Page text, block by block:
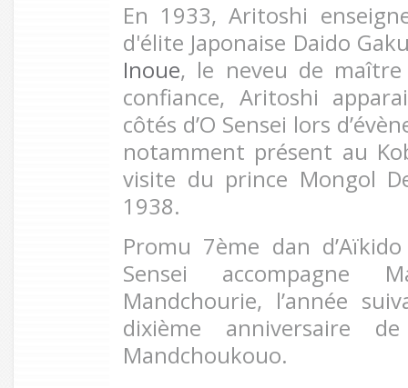
En 1933, Aritoshi
d'élite Japonaise Daido
Inoue, le neveu de maître
confiance, Aritoshi
côtés d’O Sensei lors
notamment présent au
visite du prince Mongol
1938.
Promu 7ème dan
Sensei accompagne
Mandchourie, l’année
dixième anniversaire
Mandchoukouo.